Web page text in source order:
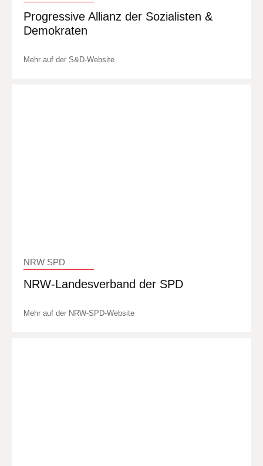
Progressive Allianz der Sozialisten &
Demokraten
Mehr auf der S&D-Website
NRW SPD
NRW-Landesverband der SPD
Mehr auf der NRW-SPD-Website